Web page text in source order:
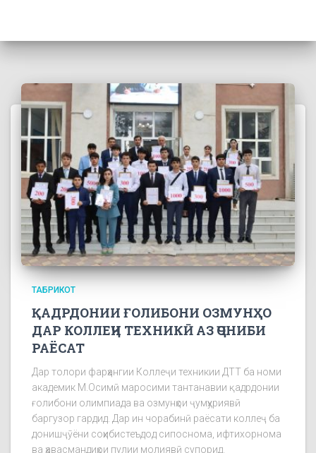
ТАБРИКОТ
ҚАДРДОНИИ ҒОЛИБОНИ ОЗМУНҲО
ДАР КОЛЛЕҶИ ТЕХНИКӢ АЗ ҶОНИБИ
РАЁСАТ
Дар толори фарҳангии Коллеҷи техникии ДТТ ба номи
академик М.Осимӣ маросими тантанавии қадрдонии
ғолибони олимпиада ва озмунҳои ҷумҳуриявӣ
баргузор гардид. Дар ин чорабинӣ раёсати коллеҷ ба
донишҷӯёни соҳибистеъдод сипоснома, ифтихорнома
ва ҳавасмандиҳои пулии молиявӣ супорид.